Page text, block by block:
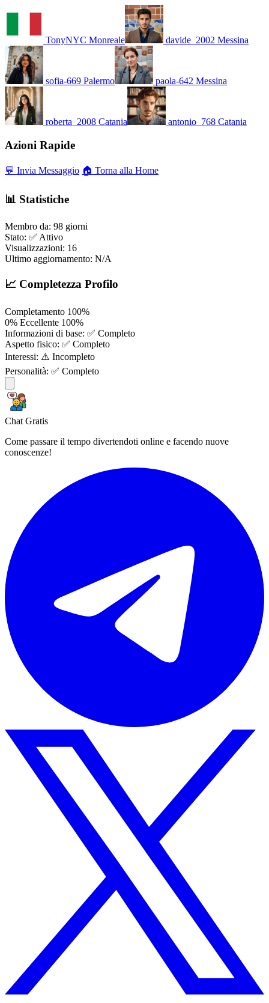
TonyNYC Monreale davide_2002 Messina
sofia-669 Palermo paola-642 Messina
roberta_2008 Catania antonio_768 Catania
Azioni Rapide
💬 Invia Messaggio 🏠 Torna alla Home
📊 Statistiche
Membro da: 98 giorni
Stato: ✅ Attivo
Visualizzazioni: 16
Ultimo aggiornamento: N/A
📈 Completezza Profilo
Completamento 100%
0% Eccellente 100%
Informazioni di base: ✅ Completo
Aspetto fisico: ✅ Completo
Interessi: ⚠️ Incompleto
Personalità: ✅ Completo
Chat Gratis
Come passare il tempo divertendoti online e facendo nuove
conoscenze!